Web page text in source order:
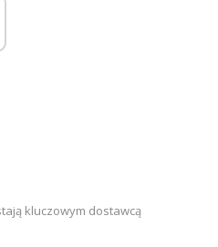
kluczowym dostawcą